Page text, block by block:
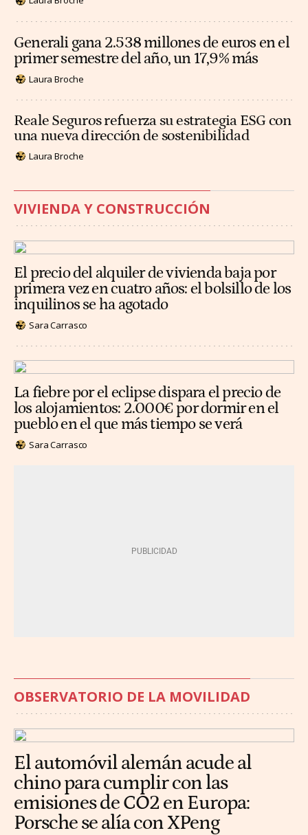
Generali gana 2.538 millones de euros en el
primer semestre del año, un 17,9% más
Laura Broche
Reale Seguros refuerza su estrategia ESG con
una nueva dirección de sostenibilidad
Laura Broche
VIVIENDA Y CONSTRUCCIÓN
El precio del alquiler de vivienda baja por
primera vez en cuatro años: el bolsillo de los
inquilinos se ha agotado
Sara Carrasco
La fiebre por el eclipse dispara el precio de
los alojamientos: 2.000€ por dormir en el
pueblo en el que más tiempo se verá
Sara Carrasco
OBSERVATORIO DE LA MOVILIDAD
El automóvil alemán acude al
chino para cumplir con las
emisiones de CO2 en Europa:
Porsche se alía con XPeng